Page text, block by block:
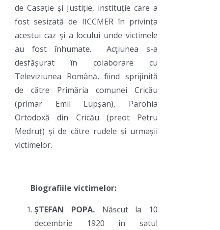
de Casație și Justiție, instituție care a
fost sesizată de IICCMER în privința
acestui caz şi a locului unde victimele
au fost înhumate. Acţiunea s-a
desfășurat în colaborare cu
Televiziunea Română, fiind sprijinită
de către Primăria comunei Cricău
(primar Emil Lupșan), Parohia
Ortodoxă din Cricău (preot Petru
Medruț) și de către rudele și urmașii
victimelor.
Biografiile victimelor:
ȘTEFAN POPA. Născut la 10
decembrie 1920 în satul